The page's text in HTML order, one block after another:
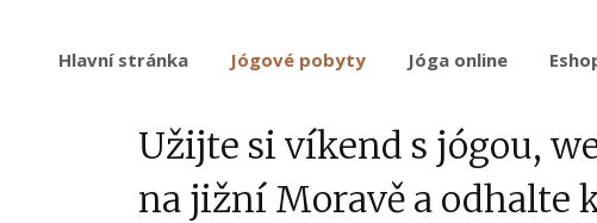
Hlavní stránka Jógové pobyty Jóga online
Užijte si víkend s jógou,
na jižní Moravě a odhalte